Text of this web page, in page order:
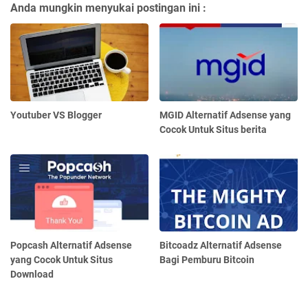
Anda mungkin menyukai postingan ini :
Youtuber VS Blogger
MGID Alternatif Adsense yang
Cocok Untuk Situs berita
Popcash Alternatif Adsense
yang Cocok Untuk Situs
Download
Bitcoadz Alternatif Adsense
Bagi Pemburu Bitcoin